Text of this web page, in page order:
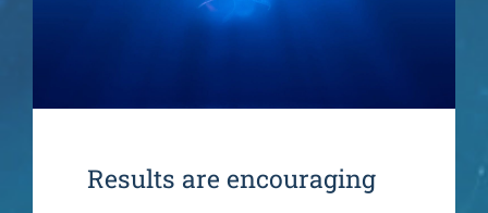
Results are encouraging